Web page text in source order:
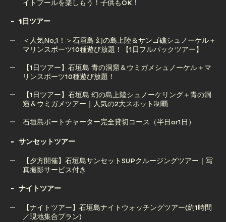
イトプールを楽しもう！子供もOK！
イトプールを楽しもう！子供もOK！
1日ツアー
＜人気No,1！＞石垣島 幻の島上陸＆サンゴ礁シュノーケル＋
マリンスポーツ10種遊び放題！【1日フルパックツアー】
＜人気No,1！＞石垣島 幻の島上陸＆サンゴ礁シュノーケル＋
【1日ツアー】石垣島 青の洞窟＆ウミガメシュノーケル＋マ
リンスポーツ10種遊び放題！
【1日ツアー】石垣島 青の洞窟＆ウミガメシュノーケル＋マ
【1日ツアー】石垣島 幻の島上陸シュノーケリング＋青の洞
窟＆ウミガメツアー｜人気の2大スポット制覇
窟＆ウミガメツアー｜人気の2大スポット制覇
石垣島ボートチャーター完全貸切コース（半日or1日）
石垣島ボートチャーター完全貸切コース（半日or1日）
サンセットツアー
【夕方開催】石垣島サンセットSUPクルージングツアー｜写
真撮影サービス付き
【夕方開催】石垣島サンセットSUPクルージングツアー｜写
ナイトツアー
【ナイトツアー】石垣島ナイトウォッチングツアー(約1時間
／現地集合プラン)